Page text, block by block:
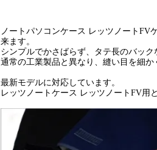
ノートパソコンケース レッツノートFV
来ます。
シンプルでかさばらず、タテ長のバッ
通常の工業製品と異なり、縫い目を細
最新モデルに対応しています。
レッツノートケース レッツノートFV用